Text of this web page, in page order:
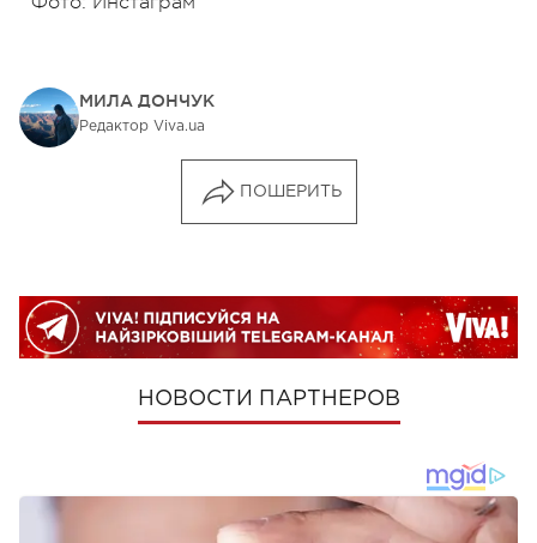
МИЛА ДОНЧУК
Редактор Viva.ua
ПОШЕРИТЬ
НОВОСТИ ПАРТНЕРОВ